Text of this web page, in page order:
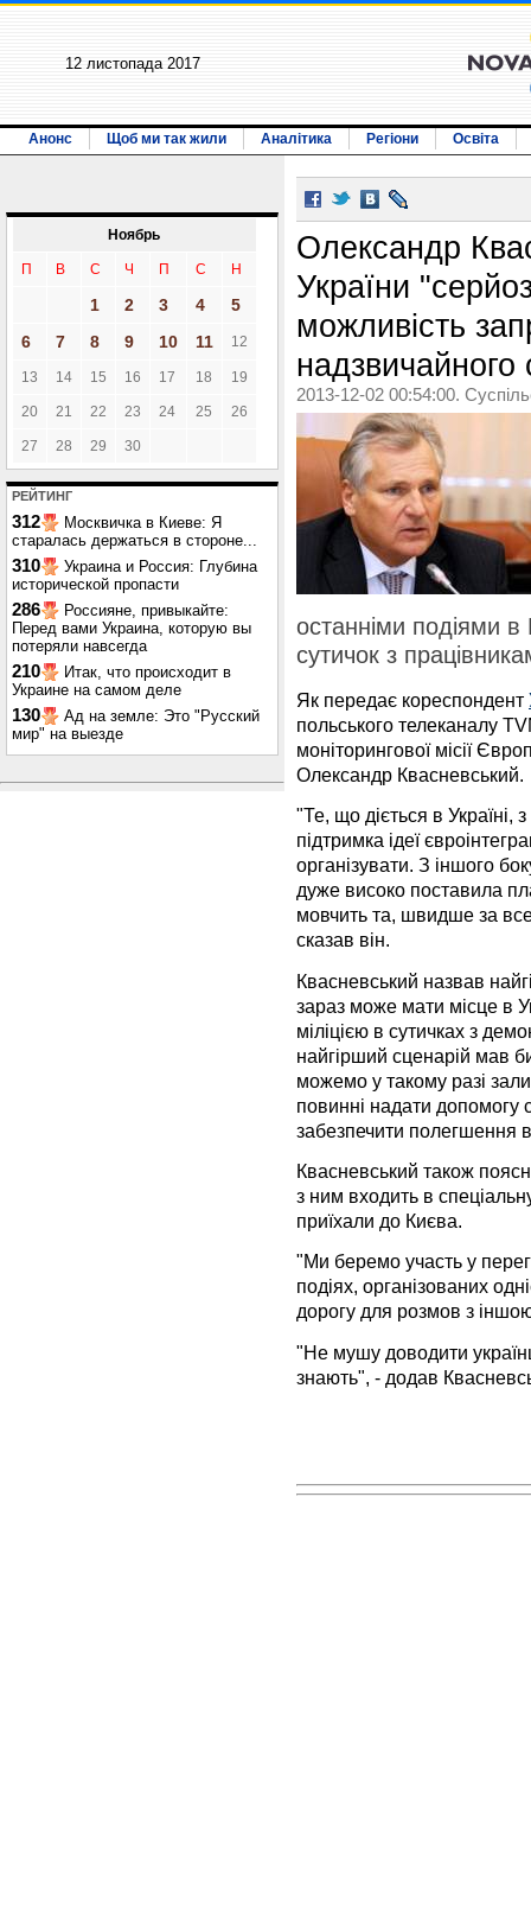
12 листопада 2017
Анонс Щоб ми так жили Аналітика Регіони Освіта
Ноябрь
П В С Ч П С Н
1 2 3 4
5
6
7 8 9 10 11 12
13 14 15 16 17 18 19
20 21 22 23 24 25 26
27 28 29 30
РЕЙТИНГ
312
Москвичка в Киеве: Я
старалась держаться в стороне...
310
Украина и Россия: Глубина
исторической пропасти
286
Россияне, привыкайте:
Перед вами Украина, которую вы
потеряли навсегда
210
Итак, что происходит в
Украине на самом деле
130
Ад на земле: Это "Русский
мир" на выезде
Олександр
України
можливість
надзвичайного
2013-12-02 00:54:00.
останніми подіями
сутичок з
Як передає кореспондент
польського телеканалу
моніторингової місії
Олександр Квасневський.
"Те, що діється в Україні,
підтримка ідеї
організувати. З іншого
дуже високо поставила
мовчить та, швидше за
сказав він.
Квасневський назвав
зараз може мати місце в
міліцією в сутичках з
найгірший сценарій мав
можемо у такому разі
повинні надати допомогу
забезпечити полегшення
Квасневський також
з ним входить в
приїхали до Києва.
"Ми беремо участь у
подіях, організованих
дорогу для розмов з
"Не мушу доводити
знають", - додав